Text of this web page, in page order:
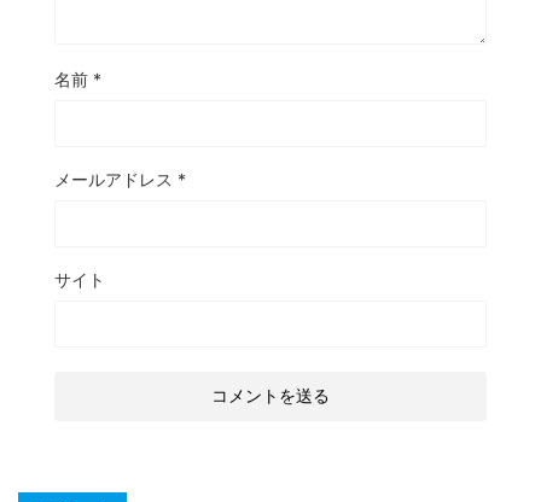
名前 *
メールアドレス *
サイト